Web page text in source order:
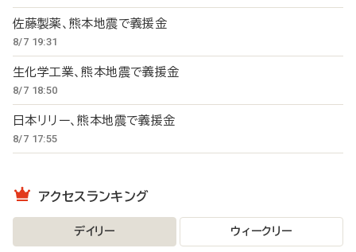
佐藤製薬、熊本地震で義援金
8/7 19:31
生化学工業、熊本地震で義援金
8/7 18:50
日本リリー、熊本地震で義援金
8/7 17:55
アクセスランキング
デイリー ウィークリー